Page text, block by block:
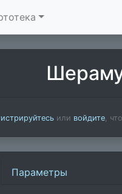
или войдите,
Параметры